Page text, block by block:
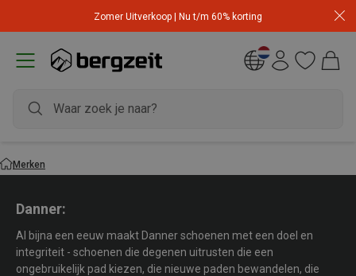
Zomer Uitverkoop | Nu t/m 60% korting
Merken
Danner:
Al bijna een eeuw maakt Danner schoenen met een doel en
integriteit - schoenen die degenen uitrusten die een
ongebruikelijk pad kiezen, die nieuwe paden bewandelen, die